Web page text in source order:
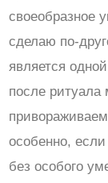
своеобразное
сделаю по-
является
после ритуала
особенно, если
без особого